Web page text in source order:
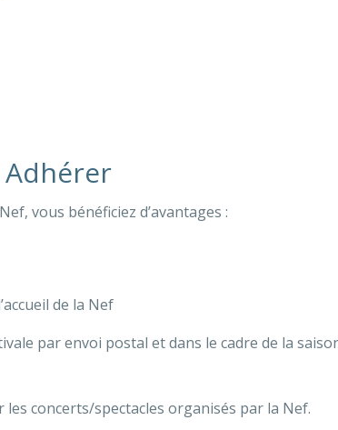
Adhérer
vous bénéficiez d’avantages :
de la Nef
par envoi postal et dans le cadre de la
les concerts/spectacles organisés par la Nef.